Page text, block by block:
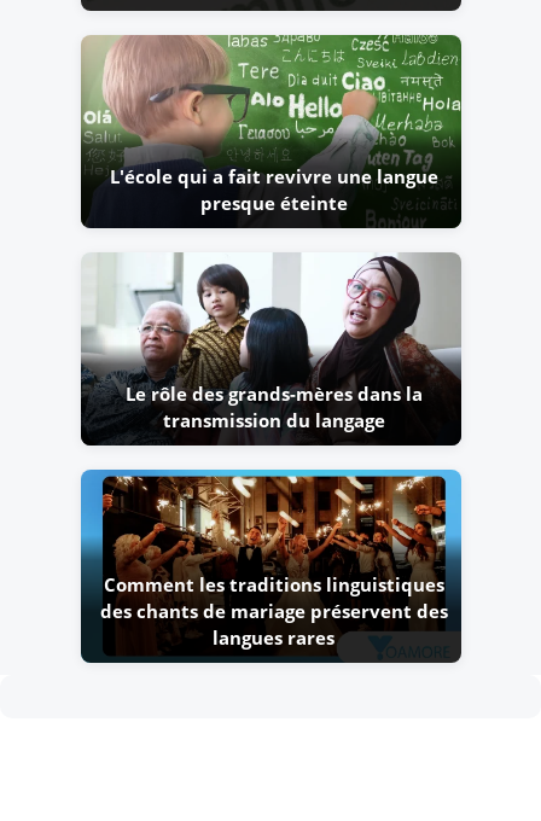
L'école qui a fait revivre une langue
presque éteinte
Le rôle des grands-mères dans la
transmission du langage
Comment les traditions linguistiques
des chants de mariage préservent des
langues rares